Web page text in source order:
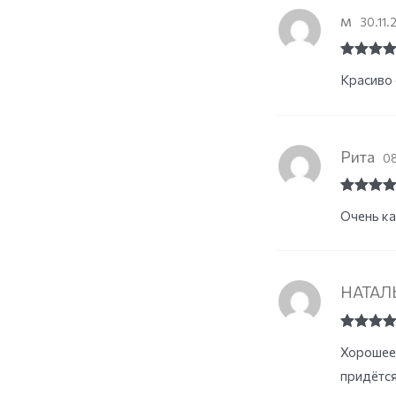
of 5
м
Красиво
of 5
Рита
Очень
of 5
Хорошее